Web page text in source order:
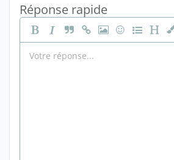
Réponse rapide